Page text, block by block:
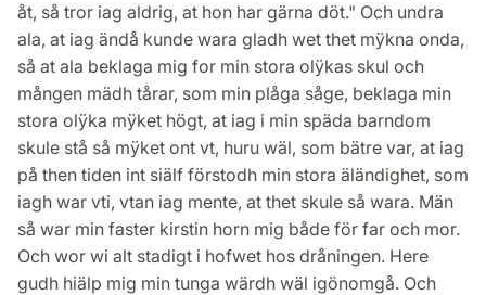
åt, så tror iag aldrig, at hon har gärna döt." Och undra
ala, at iag ändå kunde wara gladh wet thet mÿkna onda,
så at ala beklaga mig for min stora olÿkas skul och
mången mädh tårar, som min plåga såge, beklaga min
stora olÿka mÿket högt, at iag i min späda barndom
skule stå så mÿket ont vt, huru wäl, som bätre var, at iag
på then tiden int siälf förstodh min stora äländighet, som
iagh war vti, vtan iag mente, at thet skule så wara. Män
så war min faster kirstin horn mig både för far och mor.
Och wor wi alt stadigt i hofwet hos dråningen. Here
gudh hiälp mig min tunga wärdh wäl igönomgå. Och